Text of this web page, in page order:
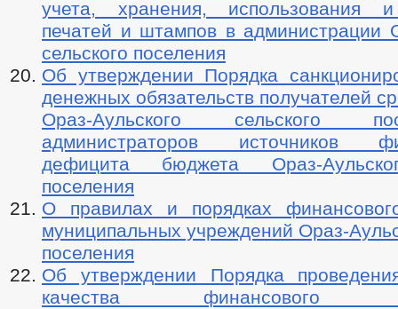
учета, хранения, использования
печатей и штампов в администрации
сельского поселения
Об утверждении Порядка
денежных обязательств получателей
Ораз-Аульского сельского
администраторов источников
дефицита бюджета Ораз-
поселения
О правилах и порядках
муниципальных учреждений Ораз-
поселения
Об утверждении Порядка
качества финансового